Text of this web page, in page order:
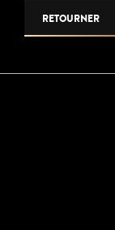
RETOURNER